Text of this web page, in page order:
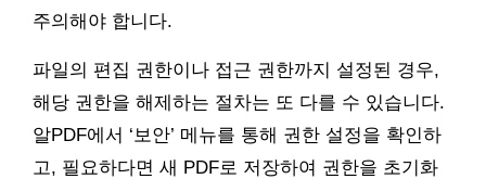
주의해야 합니다.
파일의 편집 권한이나 접근 권한까지 설정된 경우,
해당 권한을 해제하는 절차는 또 다를 수 있습니다.
알PDF에서 ‘보안’ 메뉴를 통해 권한 설정을 확인하
고, 필요하다면 새 PDF로 저장하여 권한을 초기화